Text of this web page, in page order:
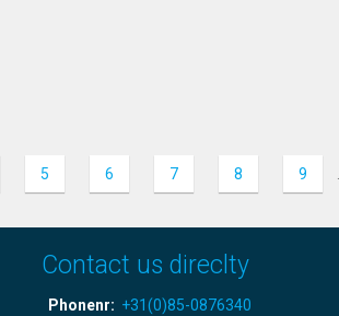
5 6 7 8 9
Contact us direclty
Phonenr: +31(0)85-0876340